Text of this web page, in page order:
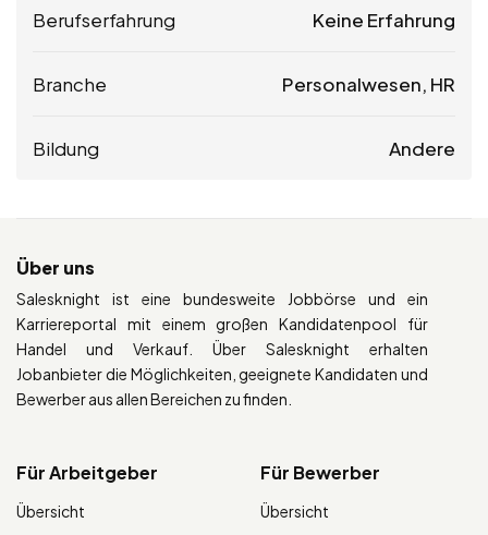
Berufserfahrung Keine Erfahrung
Branche Personalwesen, HR
Bildung Andere
Über uns
Salesknight ist eine bundesweite Jobbörse und ein
Karriereportal mit einem großen Kandidatenpool für
Handel und Verkauf. Über Salesknight erhalten
Jobanbieter die Möglichkeiten, geeignete Kandidaten und
Bewerber aus allen Bereichen zu finden.
Für Arbeitgeber
Übersicht
Für Bewerber
Übersicht